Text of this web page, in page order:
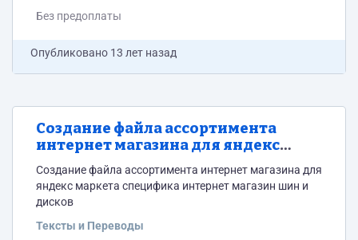
Без предоплаты
Опубликовано 13 лет назад
Создание файла ассортимента
интернет магазина для яндекс
маркета
Создание файла ассортимента интернет магазина для
яндекс маркета специфика интернет магазин шин и
дисков
Тексты и Переводы